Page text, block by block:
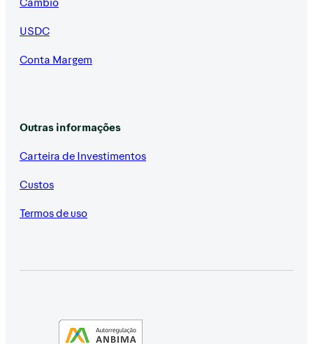
USDC
Conta Margem
Outras informações
Carteira de Investimentos
Custos
Termos de uso